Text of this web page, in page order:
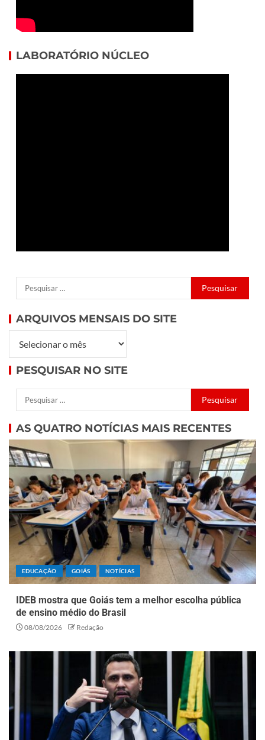
LABORATÓRIO NÚCLEO
ARQUIVOS MENSAIS DO SITE
PESQUISAR NO SITE
AS QUATRO NOTÍCIAS MAIS RECENTES
EDUCAÇÃO GOIÁS NOTÍCIAS
IDEB mostra que Goiás tem a melhor escolha pública
de ensino médio do Brasil
08/08/2026 Redação